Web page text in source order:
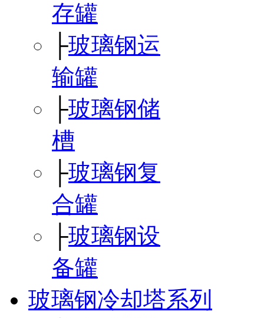
存罐
├玻璃钢运
输罐
├玻璃钢储
槽
├玻璃钢复
合罐
├玻璃钢设
备罐
玻璃钢冷却塔系列